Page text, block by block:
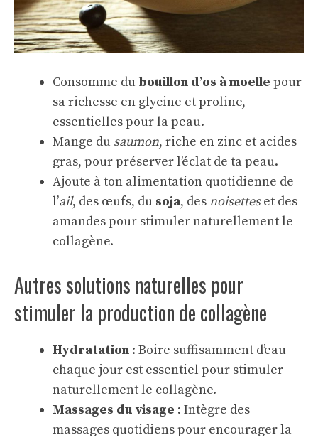
Consomme du bouillon d’os à moelle pour
sa richesse en glycine et proline,
essentielles pour la peau.
Mange du saumon, riche en zinc et acides
gras, pour préserver l’éclat de ta peau.
Ajoute à ton alimentation quotidienne de
l’ail, des œufs, du soja, desnoisetteset des
amandes pour stimuler naturellement le
collagène.
Autres solutions naturelles pour
stimuler la production de collagène
Hydratation : Boire suffisamment d’eau
chaque jour est essentiel pour stimuler
naturellement le collagène.
Massages du visage : Intègre des
massages quotidiens pour encourager la